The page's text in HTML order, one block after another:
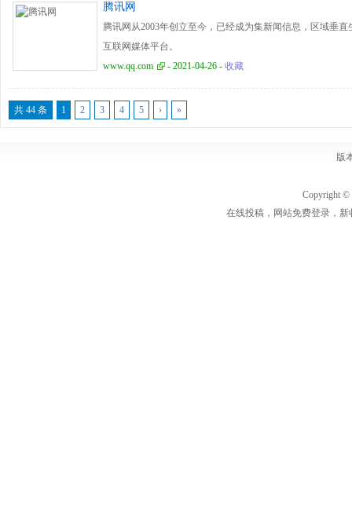
腾讯网
腾讯网从2003年创立至今，已经成为集新闻信息，区域垂
互联网媒体平台。
www.qq.com
- 2021-04-26 - 收藏
共 44 条 1 2 3 4 5 › »
版
Copyright ©
在线投稿，网站免费登录，